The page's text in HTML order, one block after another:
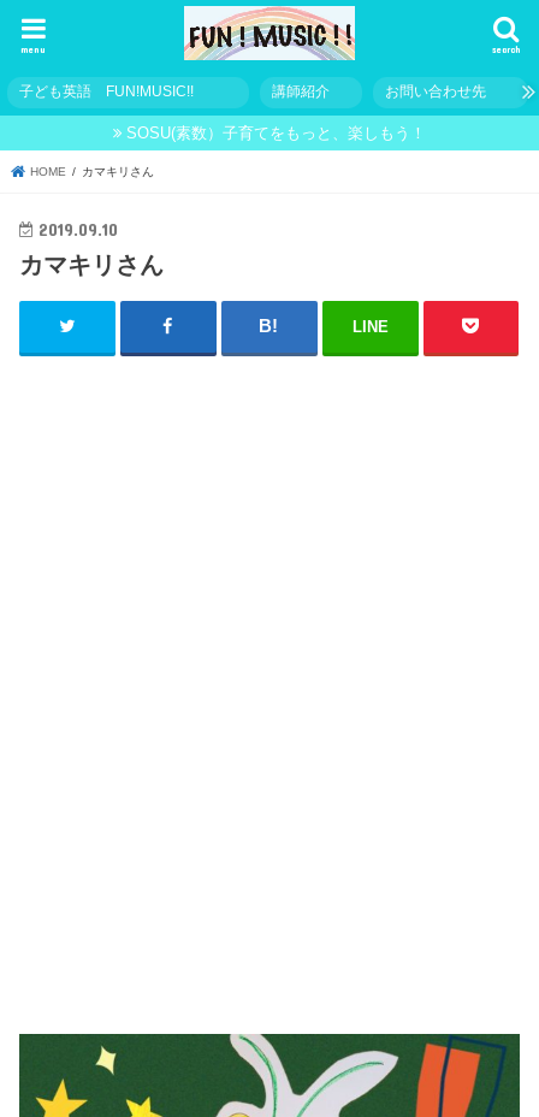
search
menu
子ども英語 FUN!MUSIC!! 講師紹介 お問い合わせ先
SOSU(素数）子育てをもっと、楽しもう！
HOME カマキリさん
2019.09.10
カマキリさん
LINE